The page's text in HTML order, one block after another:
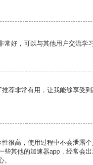
常好，可以与其他用户交流学习
荐非常有用，让我能够享受
很高，使用过程中不会泄露
些其他的加速器app，经常会